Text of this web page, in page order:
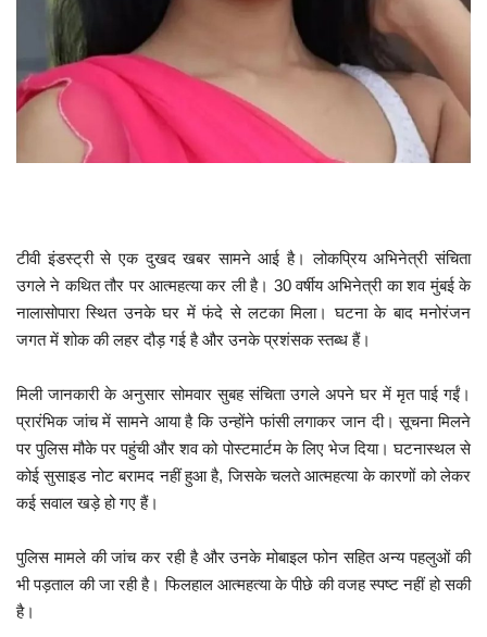
लाइफस्टाइल
वीडियो
टीवी इंडस्ट्री से एक दुखद खबर सामने आई है। लोकप्रिय अभिनेत्री संचिता
उगले ने कथित तौर पर आत्महत्या कर ली है। 30 वर्षीय अभिनेत्री का शव मुंबई के
नालासोपारा स्थित उनके घर में फंदे से लटका मिला। घटना के बाद मनोरंजन
जगत में शोक की लहर दौड़ गई है और उनके प्रशंसक स्तब्ध हैं।
मिली जानकारी के अनुसार सोमवार सुबह संचिता उगले अपने घर में मृत पाई गईं।
प्रारंभिक जांच में सामने आया है कि उन्होंने फांसी लगाकर जान दी। सूचना मिलने
पर पुलिस मौके पर पहुंची और शव को पोस्टमार्टम के लिए भेज दिया। घटनास्थल से
कोई सुसाइड नोट बरामद नहीं हुआ है, जिसके चलते आत्महत्या के कारणों को लेकर
कई सवाल खड़े हो गए हैं।
पुलिस मामले की जांच कर रही है और उनके मोबाइल फोन सहित अन्य पहलुओं की
भी पड़ताल की जा रही है। फिलहाल आत्महत्या के पीछे की वजह स्पष्ट नहीं हो सकी
है।